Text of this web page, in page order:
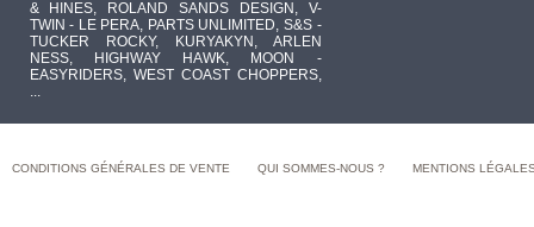
& HINES, ROLAND SANDS DESIGN, V-
TWIN - LE PERA, PARTS UNLIMITED, S&S -
TUCKER ROCKY, KURYAKYN, ARLEN
NESS, HIGHWAY HAWK, MOON -
EASYRIDERS, WEST COAST CHOPPERS,
...
CONDITIONS GÉNÉRALES DE VENTE QUI SOMMES-NOUS ? MENTIONS